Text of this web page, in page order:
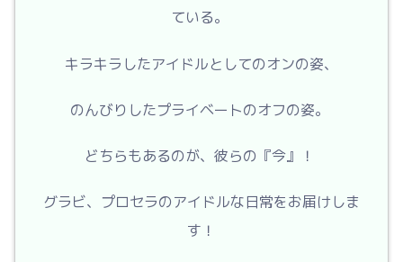
ている。
キラキラしたアイドルとしてのオンの姿、
のんびりしたプライベートのオフの姿。
どちらもあるのが、彼らの『今』！
グラビ、プロセラのアイドルな日常をお届けしま
す！